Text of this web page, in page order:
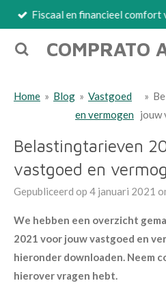
Ga
naar
COMPRATO
Fiscaal en financieel
Home » Blog » Vastgoed
en vermogen
»
jouw
Belastingtarieven
vastgoed en
Gepubliceerd op 4 januari 2021
We hebben een overzicht
2021 voor jouw vastgoed en
hieronder downloaden. Neem
hierover vragen hebt.